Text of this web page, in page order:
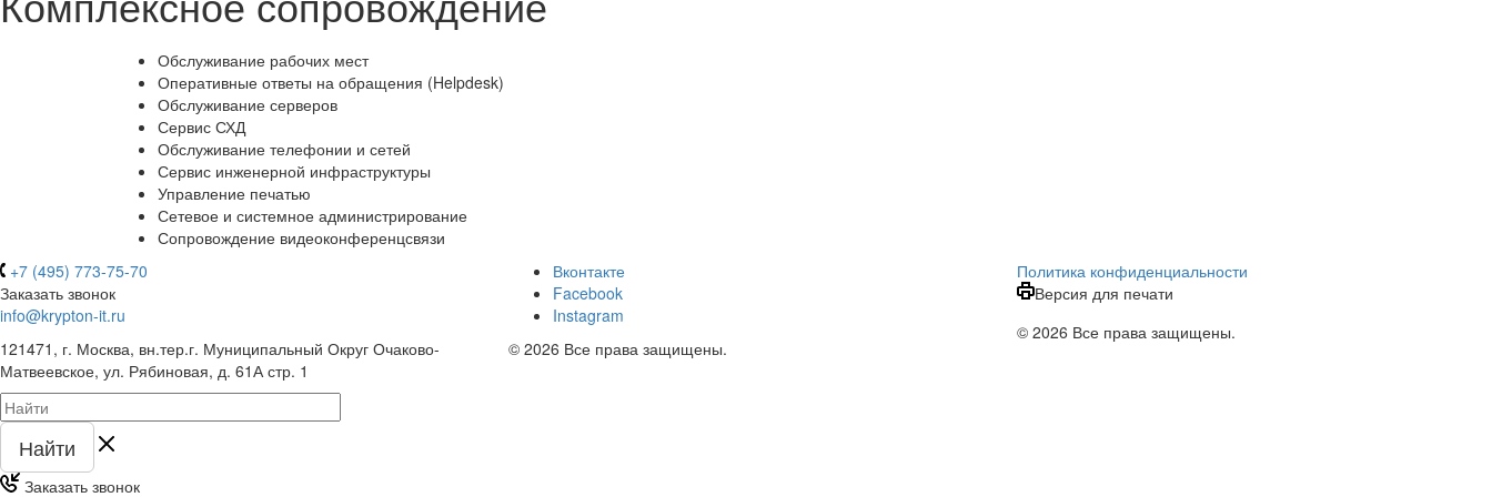
Обслуживание рабочих мест
Оперативные ответы на обращения (Helpdesk)
Обслуживание серверов
Сервис СХД
Обслуживание телефонии и сетей
Сервис инженерной инфраструктуры
Управление печатью
Сетевое и системное администрирование
Сопровождение видеоконференцсвязи
+7 (495) 773-75-70
Заказать звонок
info@krypton-it.ru
121471, г. Москва, вн.тер.г. Муниципальный Округ Очаково-
Матвеевское, ул. Рябиновая, д. 61А стр. 1
Вконтакте
Facebook
Instagram
© 2026 Все права защищены.
Политика конфиденциальности
Версия для печати
© 2026 Все права защищены.
Найти
Заказать звонок